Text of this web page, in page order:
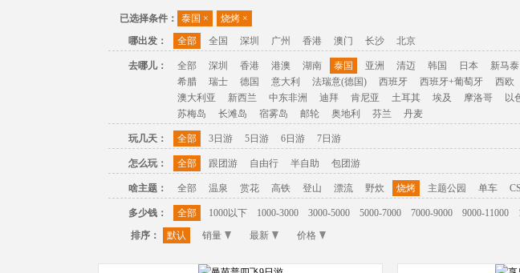
已选择条件： 泰国 × 烧烤 ×
哪出发：
全部 全国 深圳 广州 香港 澳门 长沙 北京
去哪儿： 全部 深圳 香港 港澳 湖南 泰国 亚洲 清迈 韩国 日本 新马泰
希腊
瑞士 德国 意大利 法瑞意(德国) 西班牙 西班牙+葡萄牙 西欧
澳大利亚
新西兰 中东非洲 迪拜 肯尼亚 土耳其 埃及 摩洛哥 以
苏梅岛
长滩岛 宿雾岛 邮轮 奥地利 芬兰 丹麦
玩几天： 全部 3日游 5日游 6日游 7日游
怎么玩： 全部 跟团游 自由行 半自助 包团游
啥主题： 全部 温泉 赏花 高铁 登山 漂流 野炊 烧烤 主题公园 单车
多少钱： 全部 1000以下 1000-3000 3000-5000 5000-7000 7000-9000 9000-11000
排序：
默认 销量 最新 价格